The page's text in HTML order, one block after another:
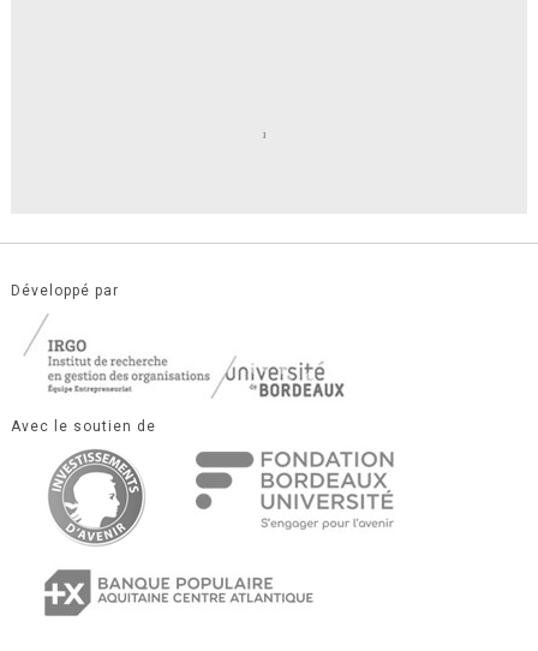
Développé par
Avec le soutien de